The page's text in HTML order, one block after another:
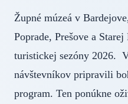
Župné múzeá v
Poprade, Prešove a
turistickej sezóny 2026.
návštevníkov pripravili
program. Ten ponúkne